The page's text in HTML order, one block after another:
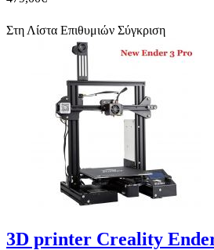
Στη Λίστα Επιθυμιών Σύγκριση
3D printer Creality